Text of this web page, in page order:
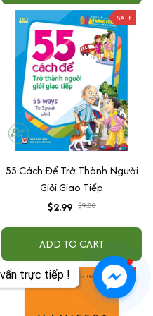
SALE
55 Cách Để Trở Thành Người
Giỏi Giao Tiếp
$2.99 $9.00
ADD TO CART
SALE